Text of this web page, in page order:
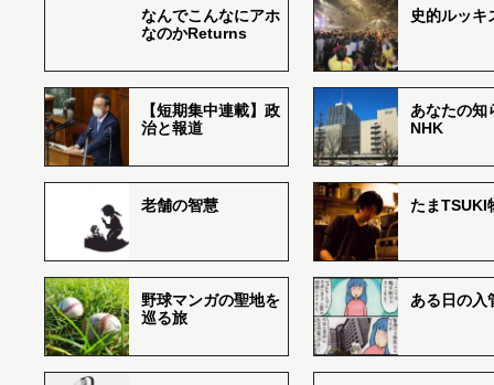
なんでこんなにアホ
なのかReturns
史的ルッキ
【短期集中連載】政
治と報道
あなたの知
NHK
老舗の智慧 たまTSUKI
野球マンガの聖地を
巡る旅
ある日の入